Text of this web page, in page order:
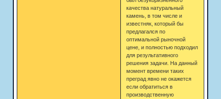
качества натуральный
камень, в том числе и
известняк, который бы
предлагался по
оптимальной рыночной
цене, и полностью подходил
для результативного
решения задачи. На данный
момент времени таких
преград явно не окажется
если обратиться в
производственную